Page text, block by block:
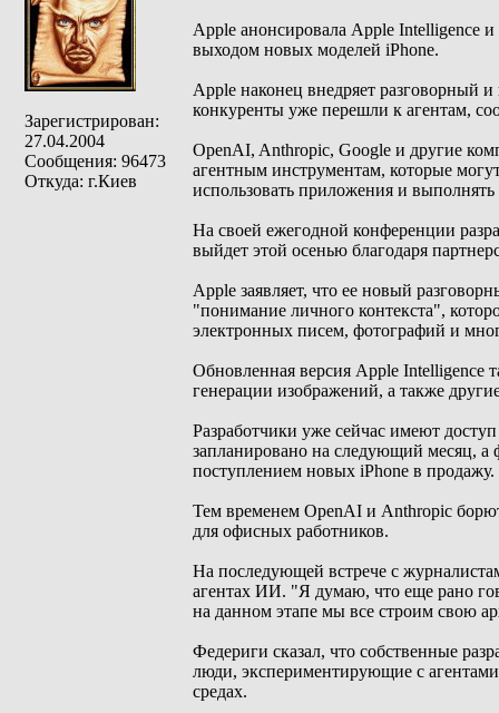
Зарегистрирован:
27.04.2004
Сообщения: 96473
Откуда: г.Киев
Apple анонсировала Apple Intelligence
выходом новых моделей iPhone.
Apple наконец внедряет разговорный
конкуренты уже перешли к агентам,
OpenAI, Anthropic, Google и другие
агентным инструментам, которые
использовать приложения и выполнять
На своей ежегодной конференции
выйдет этой осенью благодаря
Apple заявляет, что ее новый
"понимание личного контекста",
электронных писем, фотографий и
Обновленная версия Apple Intelligence
генерации изображений, а также
Разработчики уже сейчас имеют
запланировано на следующий месяц,
поступлением новых iPhone в продажу.
Тем временем OpenAI и Anthropic
для офисных работников.
На последующей встрече с
агентах ИИ. "Я думаю, что еще рано
на данном этапе мы все строим свою
Федериги сказал, что собственные
люди, экспериментирующие с
средах.